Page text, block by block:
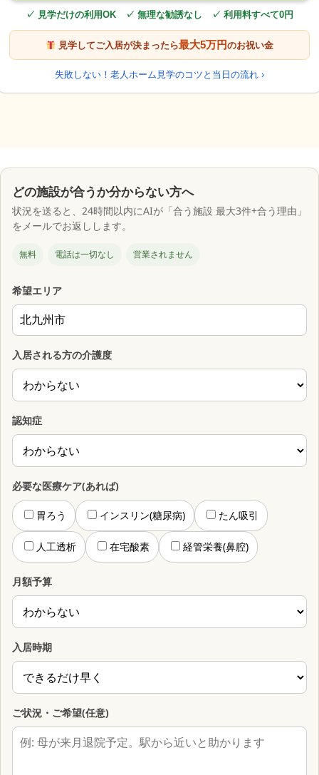
✓ 見学だけの利用OK ✓ 無理な勧誘なし ✓ 利用料すべて0円
見学してご入居が決まったら最大5万円のお祝い金
失敗しない！老人ホーム見学のコツと当日の流れ ›
どの施設が合うか分からない方へ
状況を送ると、24時間以内にAIが「合う施設 最大3件+合う理由」
をメールでお返しします。
無料 電話は一切なし 営業されません
希望エリア
入居される方の介護度
認知症
必要な医療ケア(あれば)
胃ろう インスリン(糖尿病) たん吸引
人工透析 在宅酸素 経管栄養(鼻腔)
月額予算
入居時期
ご状況・ご希望(任意)